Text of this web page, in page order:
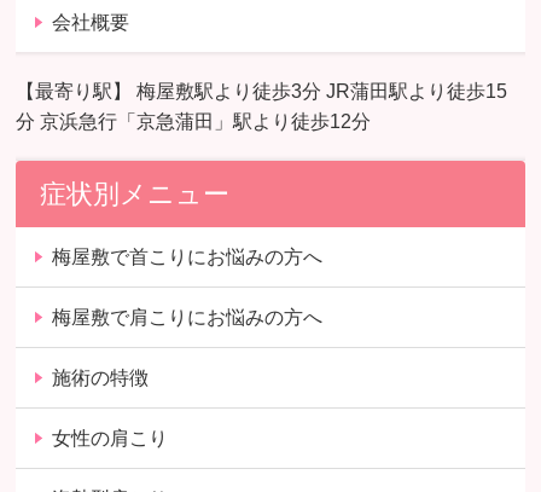
会社概要
【最寄り駅】 梅屋敷駅より徒歩3分 JR蒲田駅より徒歩15
分 京浜急行「京急蒲田」駅より徒歩12分
症状別メニュー
梅屋敷で首こりにお悩みの方へ
梅屋敷で肩こりにお悩みの方へ
施術の特徴
女性の肩こり